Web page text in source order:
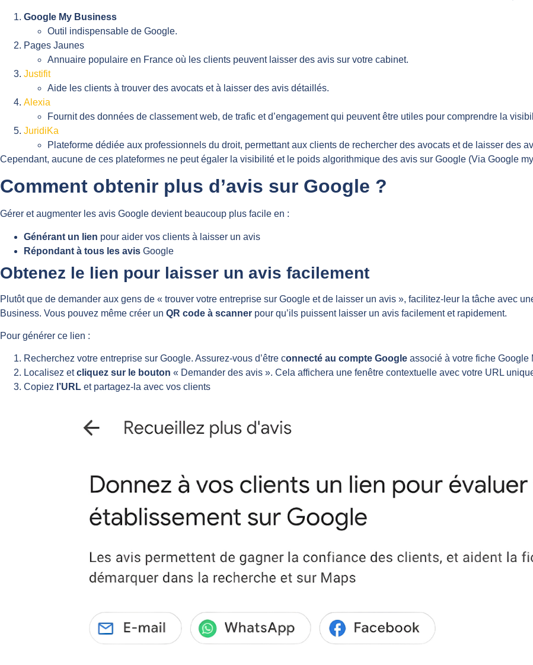
Google My Business
Outil indispensable de Google.
Pages Jaunes
Annuaire populaire en France où les clients peuvent laisser des avis sur votre cabinet.
Justifit
Aide les clients à trouver des avocats et à laisser des avis détaillés.
Alexia
Fournit des données de classement web, de trafic et d’engagement qui peuvent être utiles pour comprendre la
JuridiKa
Plateforme dédiée aux professionnels du droit, permettant aux clients de rechercher des avocats et de laisser des
Cependant, aucune de ces plateformes ne peut égaler la visibilité et le poids algorithmique des avis sur Google (Via Google
Comment obtenir plus d’avis sur Google ?
Gérer et augmenter les avis Google devient beaucoup plus facile en :
Générant un lien pour aider vos clients à laisser un avis
Répondant à tous les avis Google
Obtenez le lien pour laisser un avis facilement
Plutôt que de demander aux gens de « trouver votre entreprise sur Google et de laisser un avis », facilitez-leur la tâche avec
Business. Vous pouvez même créer un QR code à scanner pour qu’ils puissent laisser un avis facilement et rapidement.
Pour générer ce lien :
Recherchez votre entreprise sur Google. Assurez-vous d’être connecté au compte Google associé à votre fiche Google
Localisez etcliquez sur le bouton « Demander des avis ». Cela affichera une fenêtre contextuelle avec votre URL
Copiez l’URL et partagez-la avec vos clients